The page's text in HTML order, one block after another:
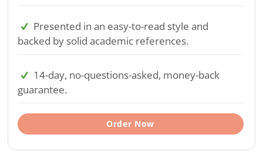
Presented in an easy-to-read style and
backed by solid academic references.
14-day, no-questions-asked, money-back
guarantee.
Order Now